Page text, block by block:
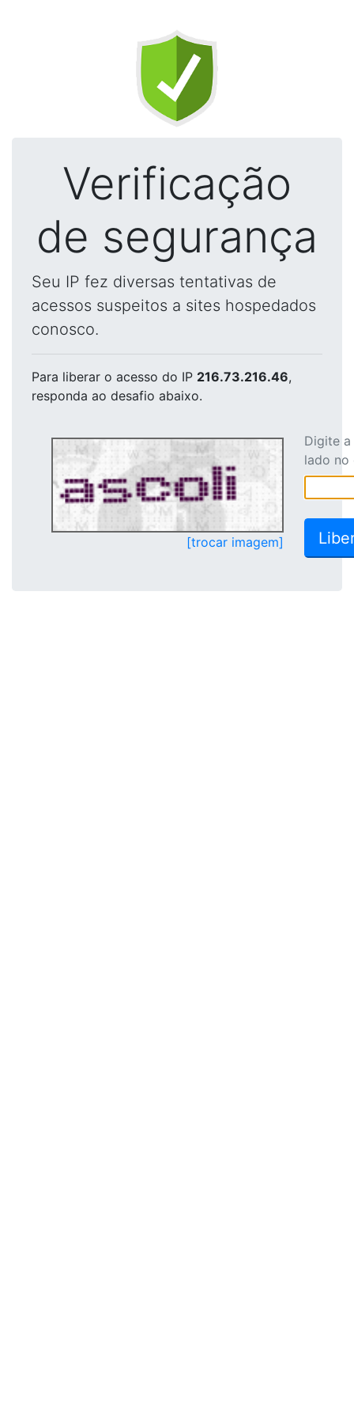
Verificação
de segurança
Seu IP fez diversas tentativas de
acessos suspeitos a sites hospedados
conosco.
Para liberar o acesso do IP 216.73.216.46,
responda ao desafio abaixo.
[trocar imagem]
Digite
lado no